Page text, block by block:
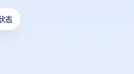
态